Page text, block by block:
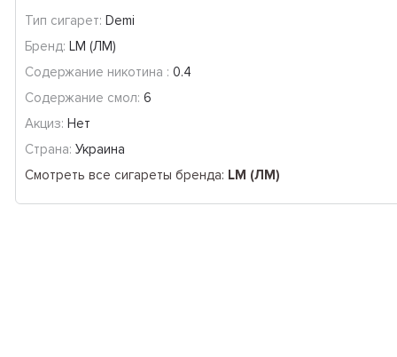
Тип сигарет: Demi
Бренд: LM (ЛМ)
Содержание никотина : 0.4
Содержание смол: 6
Акциз: Нет
Страна: Украина
Смотреть все сигареты бренда: LM (ЛМ)